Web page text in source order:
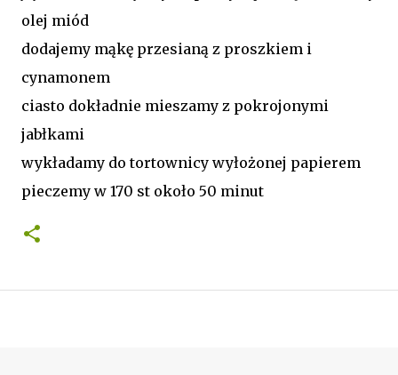
olej miód
dodajemy mąkę przesianą z proszkiem i
cynamonem
ciasto dokładnie mieszamy z pokrojonymi
jabłkami
wykładamy do tortownicy wyłożonej papierem
pieczemy w 170 st około 50 minut